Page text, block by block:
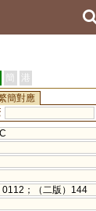
簡 港
簡對應
0112；（二版）144